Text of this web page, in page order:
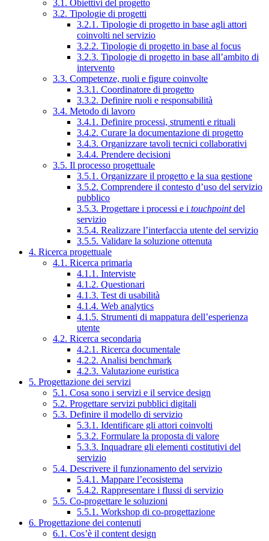
3.1. Obiettivi del progetto
3.2. Tipologie di progetti
3.2.1. Tipologie di progetto in base agli attori
coinvolti nel servizio
3.2.2. Tipologie di progetto in base al focus
3.2.3. Tipologie di progetto in base all’ambito di
intervento
3.3. Competenze, ruoli e figure coinvolte
3.3.1. Coordinatore di progetto
3.3.2. Definire ruoli e responsabilità
3.4. Metodo di lavoro
3.4.1. Definire processi, strumenti e rituali
3.4.2. Curare la documentazione di progetto
3.4.3. Organizzare tavoli tecnici collaborativi
3.4.4. Prendere decisioni
3.5. Il processo progettuale
3.5.1. Organizzare il progetto e la sua gestione
3.5.2. Comprendere il contesto d’uso del servizio
pubblico
3.5.3. Progettare i processi e i touchpointdel
servizio
3.5.4. Realizzare l’interfaccia utente del servizio
3.5.5. Validare la soluzione ottenuta
4. Ricerca progettuale
4.1. Ricerca primaria
4.1.1. Interviste
4.1.2. Questionari
4.1.3. Test di usabilità
4.1.4. Web analytics
4.1.5. Strumenti di mappatura dell’esperienza
utente
4.2. Ricerca secondaria
4.2.1. Ricerca documentale
4.2.2. Analisi benchmark
4.2.3. Valutazione euristica
5. Progettazione dei servizi
5.1. Cosa sono i servizi e il service design
5.2. Progettare servizi pubblici digitali
5.3. Definire il modello di servizio
5.3.1. Identificare gli attori coinvolti
5.3.2. Formulare la proposta di valore
5.3.3. Inquadrare gli elementi costitutivi del
servizio
5.4. Descrivere il funzionamento del servizio
5.4.1. Mappare l’ecosistema
5.4.2. Rappresentare i flussi di servizio
5.5. Co-progettare le soluzioni
5.5.1. Workshop di co-progettazione
6. Progettazione dei contenuti
6.1. Cos’è il content design